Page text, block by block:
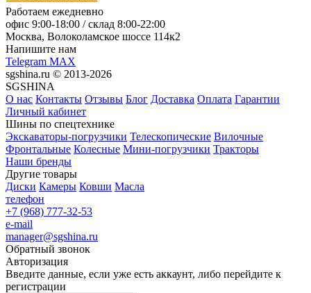
Работаем ежедневно
офис 9:00-18:00 / склад 8:00-22:00
Москва, Волоколамское шоссе 114к2
Напишите нам
Telegram MAX
sgshina.ru © 2013-2026
SGSHINA
О нас Контакты Отзывы Блог Доставка Оплата Гарантии
Личный кабинет
Шины по спецтехнике
Экскаваторы-погрузчики Телескопические Вилочные
Фронтальные Колесные Мини-погрузчики Тракторы
Наши бренды
Другие товары
Диски Камеры Ковши Масла
телефон
+7 (968) 777-32-53
e-mail
manager@sgshina.ru
Обратный звонок
Авторизация
Введите данные, если уже есть аккаунт, либо перейдите к
регистрации